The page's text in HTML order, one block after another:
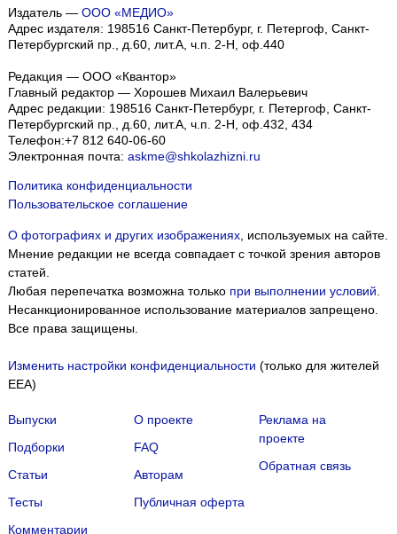
Издатель — ООО «МЕДИО»
Адрес издателя: 198516 Санкт-Петербург, г. Петергоф, Санкт-
Петербургский пр., д.60, лит.А, ч.п. 2-Н, оф.440
Редакция — ООО «Квантор»
Главный редактор — Хорошев Михаил Валерьевич
Адрес редакции: 198516 Санкт-Петербург, г. Петергоф, Санкт-
Петербургский пр., д.60, лит.А, ч.п. 2-Н, оф.432, 434
Телефон:+7 812 640-06-60
Электронная почта: askme@shkolazhizni.ru
Политика конфиденциальности
Пользовательское соглашение
О фотографиях и других изображениях, используемых на сайте.
Мнение редакции не всегда совпадает с точкой зрения авторов
статей.
Любая перепечатка возможна только при выполнении условий.
Несанкционированное использование материалов запрещено.
Все права защищены.
Изменить настройки конфиденциальности (только для жителей
EEA)
Выпуски
Подборки
Статьи
Тесты
Комментарии
О проекте
FAQ
Авторам
Публичная оферта
Реклама на
проекте
Обратная связь